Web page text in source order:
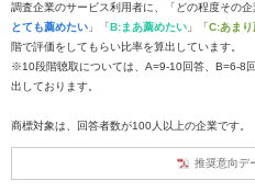
調査企業のサービス利用者に、「どの程度その
とても薦めたい 」「B:まあ薦めたい 」「C:あま
階で評価をしてもらい比率を算出しています。
※10段階聴取については、A=9-10回答、B=6-8
出しております。
商標対象は、回答者数が100人以上の企業です。
推奨意向デ